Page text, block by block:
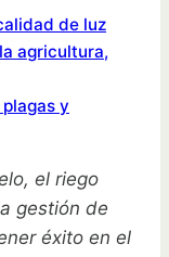
de luz
agricultura,
y
el riego
gestión de
éxito en el